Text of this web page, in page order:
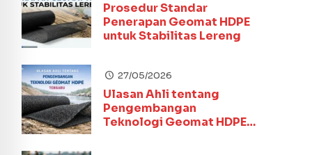
Prosedur Standar
Penerapan Geomat HDPE
untuk Stabilitas Lereng
27/05/2026
Ulasan Ahli tentang
Pengembangan
Teknologi Geomat HDPE